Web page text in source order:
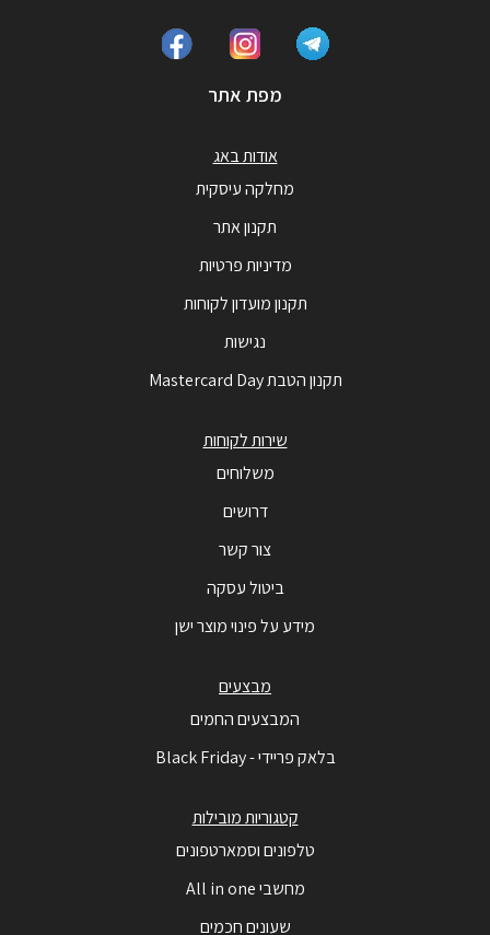
מפת אתר
אודות באג
מחלקה עיסקית
תקנון אתר
מדיניות פרטיות
תקנון מועדון לקוחות
נגישות
תקנון הטבת Mastercard Day
שירות לקוחות
משלוחים
דרושים
צור קשר
ביטול עסקה
מידע על פינוי מוצר ישן
מבצעים
המבצעים החמים
בלאק פריידי - Black Friday
קטגוריות מובילות
טלפונים וסמארטפונים
מחשבי All in one
שעונים חכמים